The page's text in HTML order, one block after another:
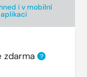
i v mobilní
aplikaci
zdarma ?